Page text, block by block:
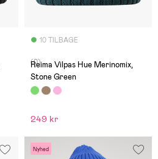
10 TILBAGE
(0)
Reima Vilpas Hue Merinomix,
Stone Green
249 kr
Nyhed